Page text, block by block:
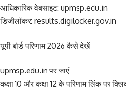
आधिकारिक वेबसाइट: upmsp.edu.in
डिजीलॉकर: results.digilocker.gov.in
यूपी बोर्ड परिणाम 2026 कैसे देखें
upmsp.edu.in पर जाएं
कक्षा 10 और कक्षा 12 के परिणाम लिंक पर